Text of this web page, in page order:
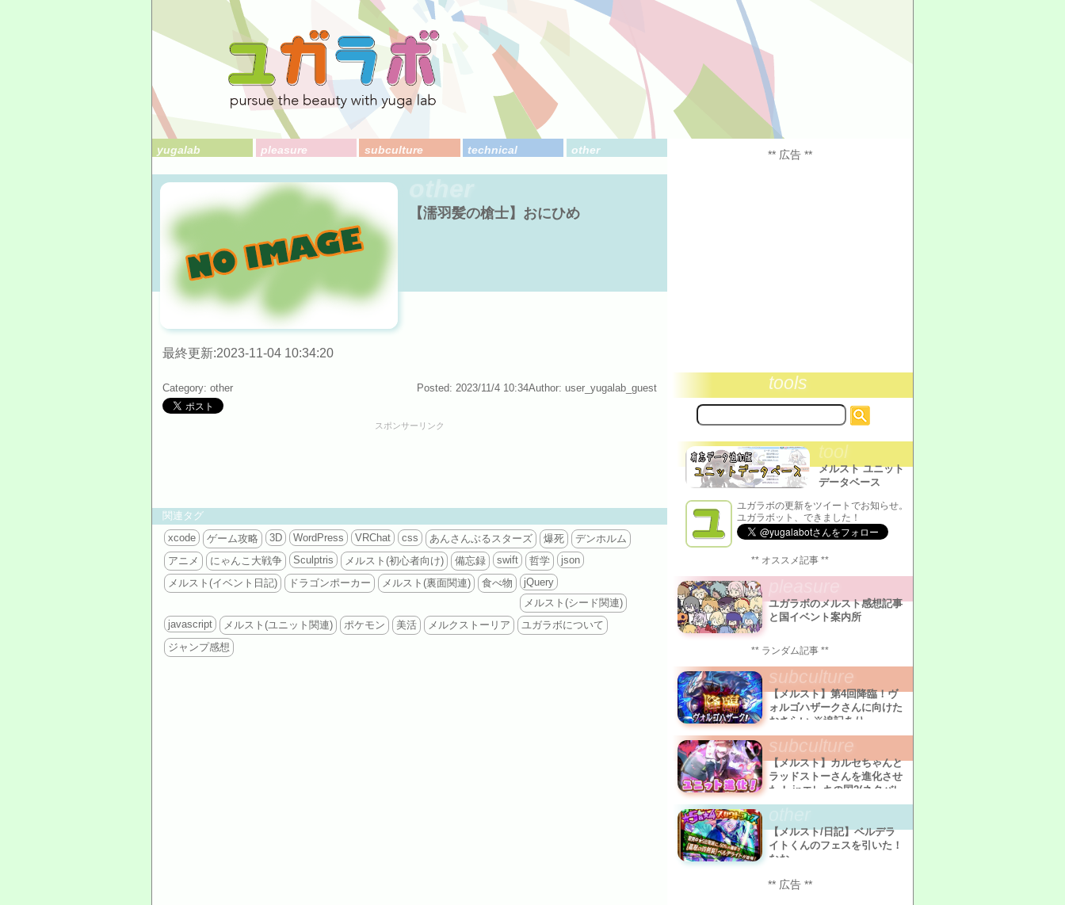
yugalab pleasure subculture technical other
【濡羽髪の槍士】おにひめ
最終更新:2023-11-04 10:34:20
Category: other Posted: 2023/11/4 10:34Author: user_yugalab_guest
スポンサーリンク
関連タグ
xcode
ゲーム攻略 3D WordPress VRChat css あんさんぶるスターズ 爆死
デンホルム
アニメ
にゃんこ大戦争 Sculptris メルスト(初心者向け) 備忘録 swift 哲学
json
メルスト(イベント日記)
ドラゴンポーカー メルスト(裏面関連) 食べ物
jQuery
メルスト(シード関連)
javascript
メルスト(ユニット関連) ポケモン 美活 メルクストーリア
ユガラボについて
ジャンプ感想
** 広告 **
tools
サ
イ
内
検
索:
tool
メルスト ユニット
データベース
ユガラボの更新をツイートでお知らせ。
ユガラボット、できました！
** オススメ記事 **
ユガラボのメルスト感想記事
と国イベント案内所
** ランダム記事 **
subculture
【メルスト】第4回降臨！ヴ
ォルゴハザークさんに向けた
おさらい ※追記あり
subculture
【メルスト】カルセちゃんと
ラッドストーさんを進化させ
た！ inエレキの国2(ネタバレ
有)
【メルスト/日記】ベルデラ
イトくんのフェスを引いた！
なお
** 広告 **